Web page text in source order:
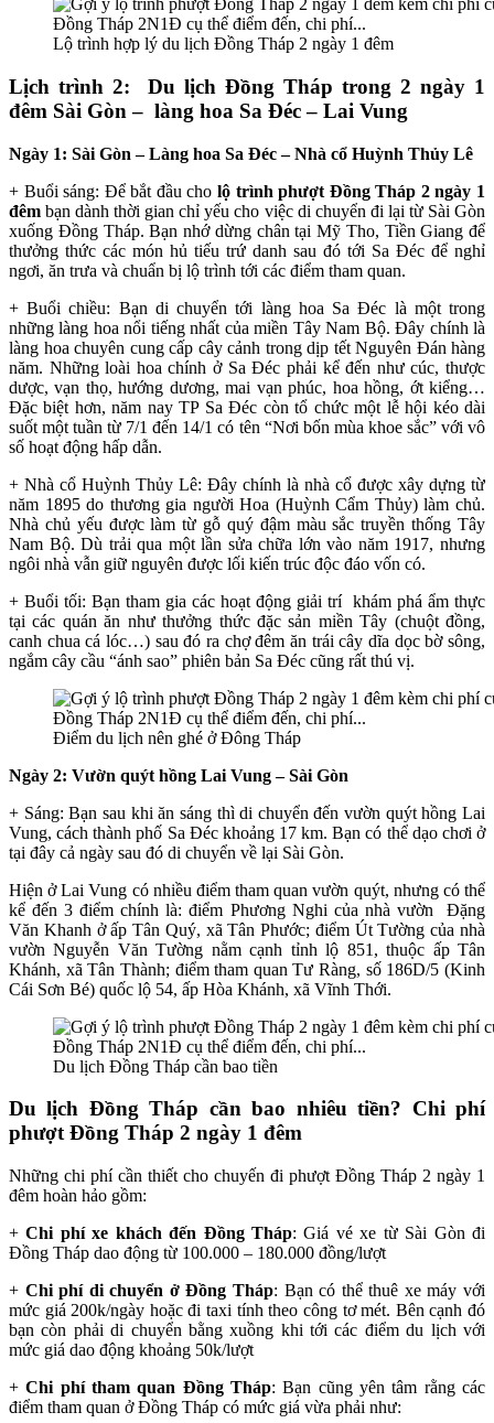
Lộ trình hợp lý du lịch Đồng Tháp 2 ngày 1 đêm
Lịch trình 2: Du lịch Đồng Tháp trong 2 ngày 1
đêm Sài Gòn – làng hoa Sa Đéc – Lai Vung
Ngày 1: Sài Gòn – Làng hoa Sa Đéc – Nhà cổ Huỳnh Thủy Lê
+ Buổi sáng: Để bắt đầu cho lộ trình phượt Đồng Tháp 2 ngày 1
đêm bạn dành thời gian chỉ yếu cho việc di chuyển đi lại từ Sài Gòn
xuống Đồng Tháp. Bạn nhớ dừng chân tại Mỹ Tho, Tiền Giang để
thưởng thức các món hủ tiếu trứ danh sau đó tới Sa Đéc để nghỉ
ngơi, ăn trưa và chuẩn bị lộ trình tới các điểm tham quan.
+ Buổi chiều: Bạn di chuyển tới làng hoa Sa Đéc là một trong
những làng hoa nổi tiếng nhất của miền Tây Nam Bộ. Đây chính là
làng hoa chuyên cung cấp cây cảnh trong dịp tết Nguyên Đán hàng
năm. Những loài hoa chính ở Sa Đéc phải kể đến như cúc, thược
dược, vạn thọ, hướng dương, mai vạn phúc, hoa hồng, ớt kiểng…
Đặc biệt hơn, năm nay TP Sa Đéc còn tổ chức một lễ hội kéo dài
suốt một tuần từ 7/1 đến 14/1 có tên “Nơi bốn mùa khoe sắc” với vô
số hoạt động hấp dẫn.
+ Nhà cổ Huỳnh Thủy Lê: Đây chính là nhà cổ được xây dựng từ
năm 1895 do thương gia người Hoa (Huỳnh Cẩm Thủy) làm chủ.
Nhà chủ yếu được làm từ gỗ quý đậm màu sắc truyền thống Tây
Nam Bộ. Dù trải qua một lần sửa chữa lớn vào năm 1917, nhưng
ngôi nhà vẫn giữ nguyên được lối kiến trúc độc đáo vốn có.
+ Buổi tối: Bạn tham gia các hoạt động giải trí khám phá ẩm thực
tại các quán ăn như thưởng thức đặc sản miền Tây (chuột đồng,
canh chua cá lóc…) sau đó ra chợ đêm ăn trái cây dĩa dọc bờ sông,
ngắm cây cầu “ánh sao” phiên bản Sa Đéc cũng rất thú vị.
Điểm du lịch nên ghé ở Đông Tháp
Ngày 2: Vườn quýt hồng Lai Vung – Sài Gòn
+ Sáng: Bạn sau khi ăn sáng thì di chuyển đến vườn quýt hồng Lai
Vung, cách thành phố Sa Đéc khoảng 17 km. Bạn có thể dạo chơi ở
tại đây cả ngày sau đó di chuyển về lại Sài Gòn.
Hiện ở Lai Vung có nhiều điểm tham quan vườn quýt, nhưng có thể
kể đến 3 điểm chính là: điểm Phương Nghi của nhà vườn Đặng
Văn Khanh ở ấp Tân Quý, xã Tân Phước; điểm Út Tường của nhà
vườn Nguyễn Văn Tường nằm cạnh tỉnh lộ 851, thuộc ấp Tân
Khánh, xã Tân Thành; điểm tham quan Tư Ràng, số 186D/5 (Kinh
Cái Sơn Bé) quốc lộ 54, ấp Hòa Khánh, xã Vĩnh Thới.
Du lịch Đồng Tháp cần bao tiền
Du lịch Đồng Tháp cần bao nhiêu tiền? Chi phí
phượt Đồng Tháp 2 ngày 1 đêm
Những chi phí cần thiết cho chuyến đi phượt Đồng Tháp 2 ngày 1
đêm hoàn hảo gồm:
+Chi phí xe khách đến Đồng Tháp: Giá vé xe từ Sài Gòn đi
Đồng Tháp dao động từ 100.000 – 180.000 đồng/lượt
+ Chi phí di chuyển ở Đồng Tháp: Bạn có thể thuê xe máy với
mức giá 200k/ngày hoặc đi taxi tính theo công tơ mét. Bên cạnh đó
bạn còn phải di chuyển bằng xuồng khi tới các điểm du lịch với
mức giá dao động khoảng 50k/lượt
+Chi phí tham quan Đồng Tháp: Bạn cũng yên tâm rằng các
điểm tham quan ở Đồng Tháp có mức giá vừa phải như: